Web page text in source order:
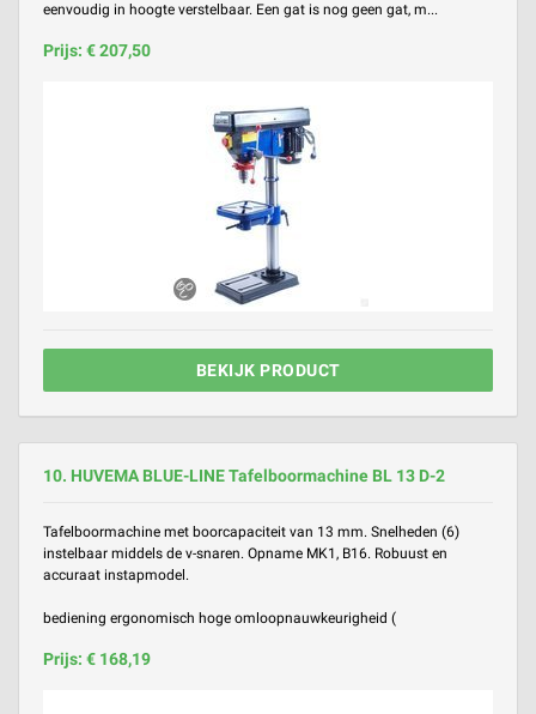
eenvoudig in hoogte verstelbaar. Een gat is nog geen gat, m...
Prijs: € 207,50
BEKIJK PRODUCT
10. HUVEMA BLUE-LINE Tafelboormachine BL 13 D-2
Tafelboormachine met boorcapaciteit van 13 mm. Snelheden (6)
instelbaar middels de v-snaren. Opname MK1, B16. Robuust en
accuraat instapmodel.
bediening ergonomisch hoge omloopnauwkeurigheid (
Prijs: € 168,19